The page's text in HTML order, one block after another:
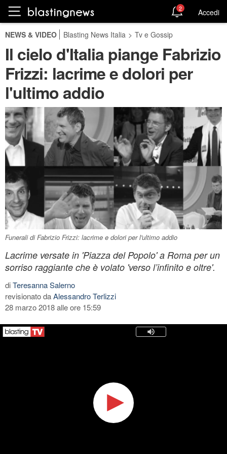
2 Accedi
NEWS & VIDEO Blasting News Italia > Tv e Gossip
Il cielo d'Italia piange Fabrizio
Frizzi: lacrime e dolori per
l'ultimo addio
Funerali di Fabrizio Frizzi: lacrime e dolori per l'ultimo addio
Lacrime versate in 'Piazza del Popolo' a Roma per un
sorriso raggiante che è volato 'verso l’infinito e oltre'.
diTeresanna Salerno
revisionato daAlessandro Terlizzi
28 marzo 2018 alle ore 15:59